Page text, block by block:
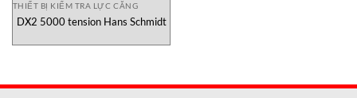
THIẾT BỊ KIỂM TRA LỰC CĂNG
DX2 5000 tension Hans Schmidt